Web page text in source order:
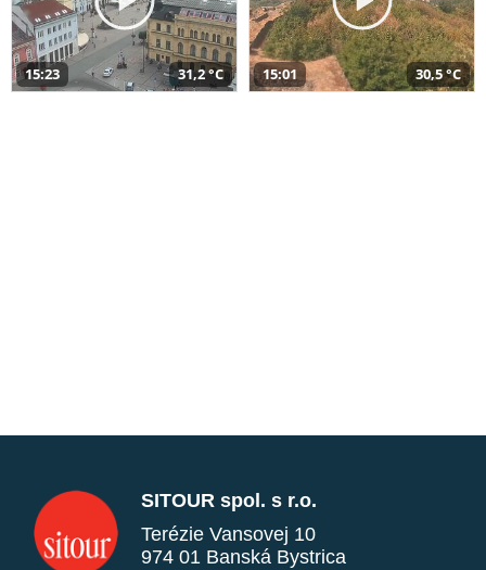
15:23 31,2 °C 15:01 30,5 °C
SITOUR spol. s r.o.
Terézie Vansovej 10
974 01 Banská Bystrica